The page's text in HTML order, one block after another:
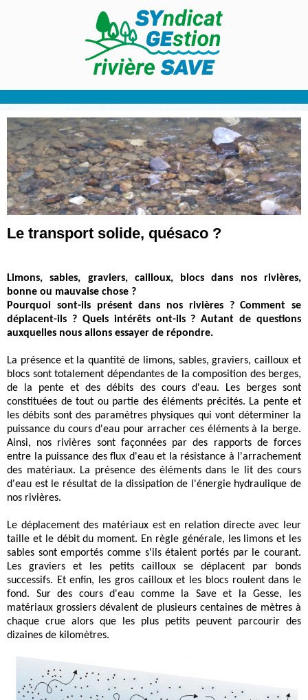
Le transport solide, quésaco ?
Limons, sables, graviers, cailloux, blocs dans nos rivières,
bonne ou mauvaise chose ?
Pourquoi sont-ils présent dans nos rivières ? Comment se
déplacent-ils ? Quels intérêts ont-ils ? Autant de questions
auxquelles nous allons essayer de répondre.
La présence et la quantité de limons, sables, graviers, cailloux et
blocs sont totalement dépendantes de la composition des berges,
de la pente et des débits des cours d'eau. Les berges sont
constituées de tout ou partie des éléments précités. La pente et
les débits sont des paramètres physiques qui vont déterminer la
puissance du cours d'eau pour arracher ces éléments à la berge.
Ainsi, nos rivières sont façonnées par des rapports de forces
entre la puissance des flux d'eau et la résistance à l'arrachement
des matériaux. La présence des éléments dans le lit des cours
d'eau est le résultat de la dissipation de l'énergie hydraulique de
nos rivières.
Le déplacement des matériaux est en relation directe avec leur
taille et le débit du moment. En règle générale, les limons et les
sables sont emportés comme s'ils étaient portés par le courant.
Les graviers et les petits cailloux se déplacent par bonds
successifs. Et enfin, les gros cailloux et les blocs roulent dans le
fond. Sur des cours d'eau comme la Save et la Gesse, les
matériaux grossiers dévalent de plusieurs centaines de mètres à
chaque crue alors que les plus petits peuvent parcourir des
dizaines de kilomètres.